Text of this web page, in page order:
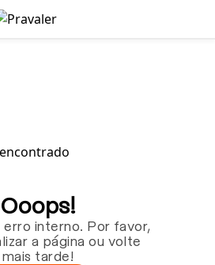
Ooops!
erro interno. Por favor,
a página ou volte
mais tarde!